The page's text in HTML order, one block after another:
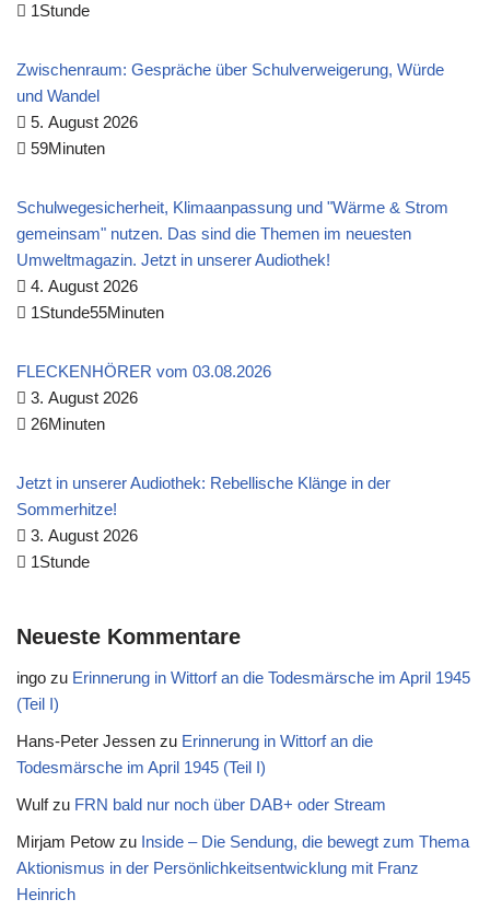
1Stunde
Zwischenraum: Gespräche über Schulverweigerung, Würde
und Wandel
5. August 2026
59Minuten
Schulwegesicherheit, Klimaanpassung und "Wärme & Strom
gemeinsam" nutzen. Das sind die Themen im neuesten
Umweltmagazin. Jetzt in unserer Audiothek!
4. August 2026
1Stunde55Minuten
FLECKENHÖRER vom 03.08.2026
3. August 2026
26Minuten
Jetzt in unserer Audiothek: Rebellische Klänge in der
Sommerhitze!
3. August 2026
1Stunde
Neueste Kommentare
ingo zu Erinnerung in Wittorf an die Todesmärsche im April 1945
(Teil I)
Hans-Peter Jessen zu Erinnerung in Wittorf an die
Todesmärsche im April 1945 (Teil I)
Wulfzu FRN bald nur noch über DAB+ oder Stream
Mirjam Petow zu Inside – Die Sendung, die bewegt zum Thema
Aktionismus in der Persönlichkeitsentwicklung mit Franz
Heinrich